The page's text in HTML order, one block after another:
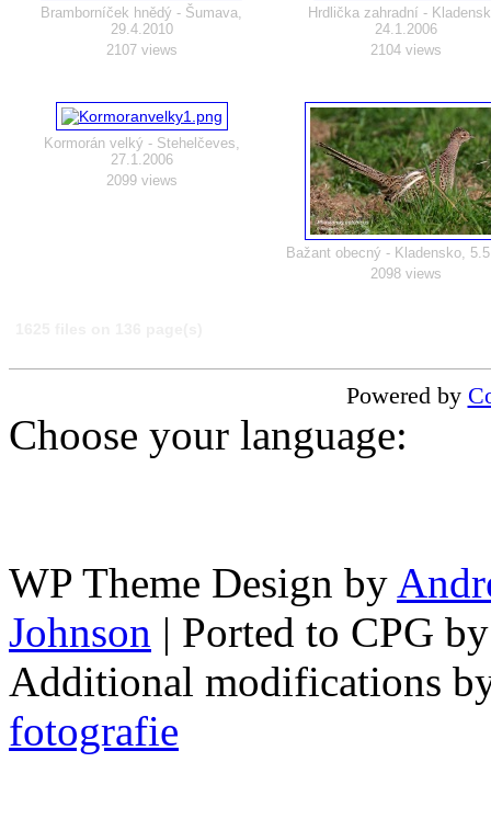
Bramborníček hnědý - Šumava,
29.4.2010
2107 views
Hrdlička zahradní -
24.1.2006
2104 views
Kormorán velký - Stehelčeves,
27.1.2006
2099 views
Bažant obecný - Kladensko,
2098 views
Powered by
Choose your language:
WP Theme Design by
Johnson | Ported to CPG
Additional modifications
fotografie